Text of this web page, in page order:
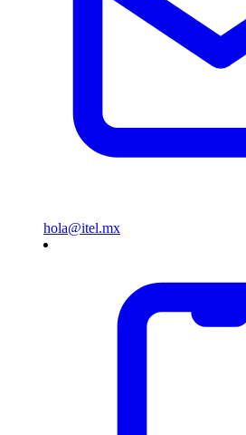
hola@itel.mx